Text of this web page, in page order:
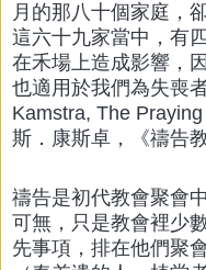
月的那八十個家庭，
這六十九家當中，有
在禾場上造成影響，
也適用於我們為失喪
Kamstra, The
斯．康斯卓，《禱告
禱告是初代教會聚會
可無，只是教會裡少
先事項，排在他們聚